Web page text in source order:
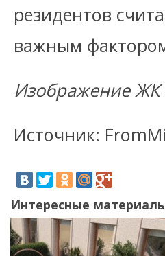
резидентов
важным
Изображение
Источник:
Интересные